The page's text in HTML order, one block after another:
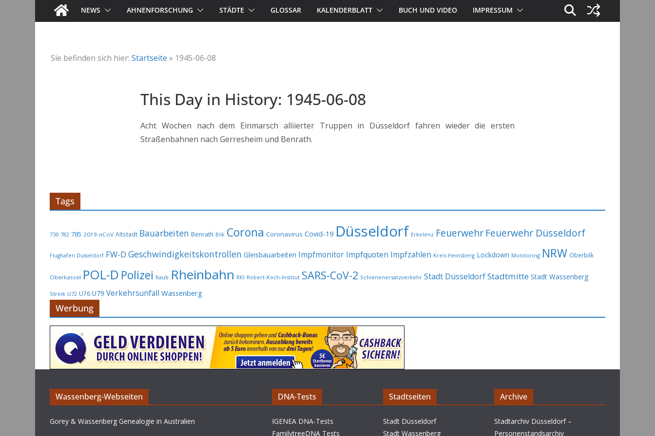
NEWS AHNENFORSCHUNG STÄDTE GLOSSAR KALENDERBLATT BUCH UND VIDEO IMPRESSUM
Sie befinden sich hier: Startseite » 1945-06-08
This Day in History: 1945-06-08
Acht Wochen nach dem Einmarsch alliierter Truppen in Düsseldorf fahren wieder die ersten
Straßenbahnen nach Gerresheim und Benrath.
Tags
730 782 785 2019-nCoV Altstadt Bauarbeiten Benrath Bilk Corona Coronavirus Covid-19 Düsseldorf Erkelenz Feuerwehr Feuerwehr Düsseldorf
Flughafen Düsseldorf FW-D Geschwindigkeitskontrollen Gleisbauarbeiten Impfmonitor Impfquoten Impfzahlen Kreis Heinsberg Lockdown Monitoring NRW Oberbilk
Oberkassel POL-D Polizei Raub Rheinbahn RKI Robert-Koch-Institut SARS-CoV-2 Schienenersatzverkehr Stadt DüsseldorfStadtmitte Stadt Wassenberg
Streik U72 U76 U79 Verkehrsunfall Wassenberg
Werbung
Wassenberg-Webseiten
Gorey & Wassenberg Genealogie in Australien
DNA-Tests
IGENEA DNA-Tests
FamilytreeDNA Tests
Stadtseiten
Stadt Düsseldorf
Stadt Wassenberg
Archive
Stadtarchiv Düsseldorf –
Personenstandsarchiv